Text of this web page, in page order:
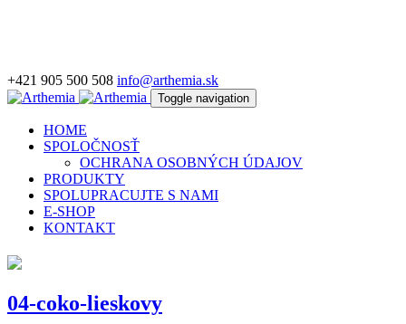
+421 905 500 508 info@arthemia.sk
Toggle navigation
HOME
SPOLOČNOSŤ
OCHRANA OSOBNÝCH ÚDAJOV
PRODUKTY
SPOLUPRACUJTE S NAMI
E-SHOP
KONTAKT
04-coko-lieskovy